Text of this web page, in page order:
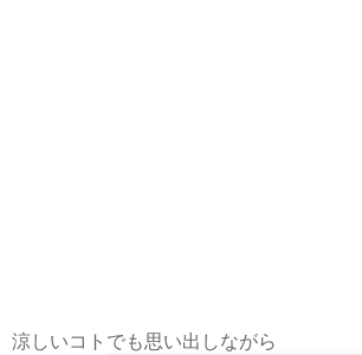
涼しいコトでも思い出しながら